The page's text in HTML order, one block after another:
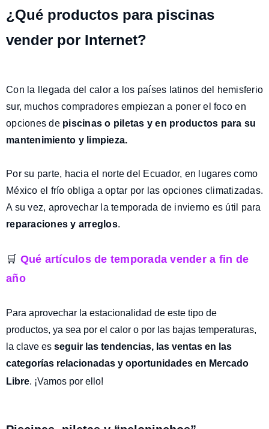
¿Qué productos para piscinas
vender por Internet?
Con la llegada del calor a los países latinos del hemisferio
sur, muchos compradores empiezan a poner el foco en
opciones depiscinas o piletas y en productos para su
mantenimiento y limpieza.
Por su parte, hacia el norte del Ecuador, en lugares como
México el frío obliga a optar por las opciones climatizadas.
A su vez, aprovechar la temporada de invierno es útil para
reparaciones y arreglos.
🛒 Qué artículos de temporada vender a fin de
año
Para aprovechar la estacionalidad de este tipo de
productos, ya sea por el calor o por las bajas temperaturas,
la clave es seguir las tendencias, las ventas en las
categorías relacionadas y oportunidades en Mercado
Libre. ¡Vamos por ello!